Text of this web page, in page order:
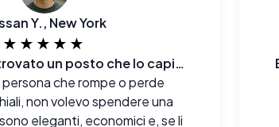
Y., New York
★★★★★
Finalmente ho trovato un posto che lo capisce
persona che rompe o perde
non volevo spendere una
eleganti, economici e, se li